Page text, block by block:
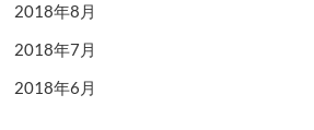
2018年8月
2018年7月
2018年6月